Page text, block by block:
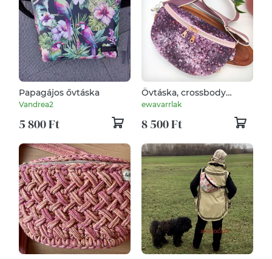
Papagájos ővtáska
Vandrea2
5 800 Ft
Övtáska, crossbody
rózsaszín, mályva
ewavarrlak
8 500 Ft